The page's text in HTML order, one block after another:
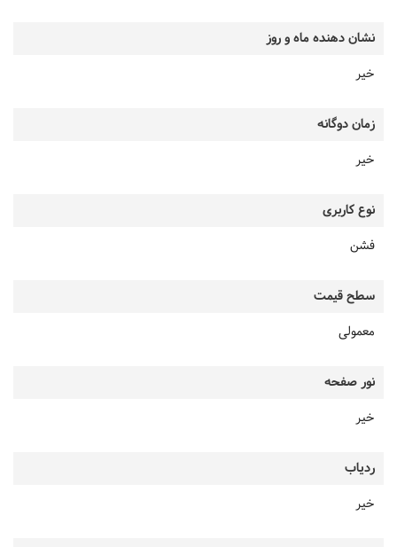
نشان دهنده ماه و روز
خیر
زمان دوگانه
خیر
نوع کاربری
فشن
سطح قیمت
معمولی
نور صفحه
خیر
ردیاب
خیر